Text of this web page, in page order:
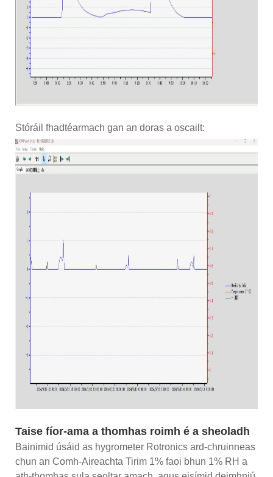
Stóráil fhadtéarmach gan an doras a oscailt:
Taise fíor-ama a thomhas roimh é a sheoladh
Bainimid úsáid as hygrometer Rotronics ard-chruinneas
chun an Comh-Aireachta Tirim 1% faoi bhun 1% RH a